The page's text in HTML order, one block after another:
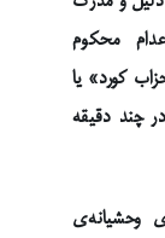
محکوم
کورد» یا
چند دقیقه
وحشیانه‌ی